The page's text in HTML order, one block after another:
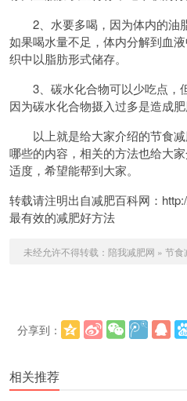
2、水要多喝，因为体内的油
如果喝水量不足，体内分解到血
织中以脂肪形式储存。
3、碳水化合物可以少吃点，但
因为碳水化合物摄入过多是造成肥
以上就是给大家介绍的节食减
哪些的内容，相关的方法也给大
适度，希望能帮到大家。
转载请注明出自减肥百科网：
最有效的减肥好方法
未经允许不得转载： 陪我减肥网 » 节食
分享到：
相关推荐